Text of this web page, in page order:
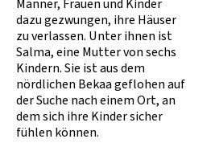
Männer, Frauen und Kinder
dazu gezwungen, ihre Häuser
zu verlassen. Unter ihnen ist
Salma, eine Mutter von sechs
Kindern. Sie ist aus dem
nördlichen Bekaa geflohen auf
der Suche nach einem Ort, an
dem sich ihre Kinder sicher
fühlen können.